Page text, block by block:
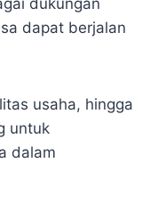
dukungan
dapat berjalan
usaha, hingga
untuk
dalam